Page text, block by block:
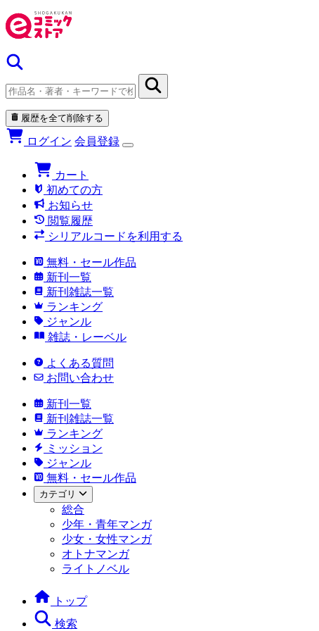
履歴を全て削除する
ログイン 会員登録
カート
初めての方
お知らせ
閲覧履歴
シリアルコードを利用する
無料・セール作品
新刊一覧
新刊雑誌一覧
ランキング
ジャンル
雑誌・レーベル
よくある質問
お問い合わせ
新刊一覧
新刊雑誌一覧
ランキング
ミッション
ジャンル
無料・セール作品
カテゴリ
総合
少年・青年マンガ
少女・女性マンガ
オトナマンガ
ライトノベル
トップ
検索